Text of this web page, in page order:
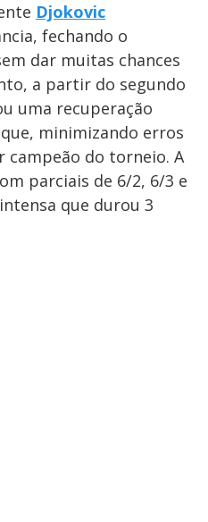
Djokovic
fechando o
dar muitas chances
a partir do segundo
uma recuperação
minimizando erros
campeão do torneio. A
parciais de 6/2, 6/3 e
que durou 3